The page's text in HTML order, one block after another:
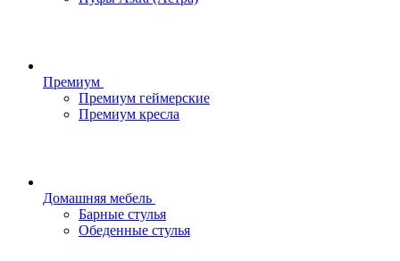
Премиум
Премиум геймерские
Премиум кресла
Домашняя мебель
Барные стулья
Обеденные стулья